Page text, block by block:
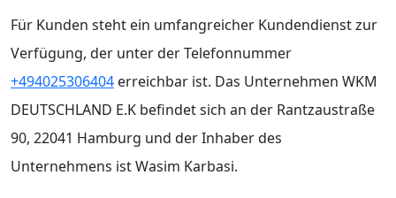
Für Kunden steht ein umfangreicher Kundendienst zur
Verfügung, der unter der Telefonnummer
+494025306404 erreichbar ist. Das Unternehmen WKM
DEUTSCHLAND E.K befindet sich an der Rantzaustraße
90, 22041 Hamburg und der Inhaber des
Unternehmens ist Wasim Karbasi.